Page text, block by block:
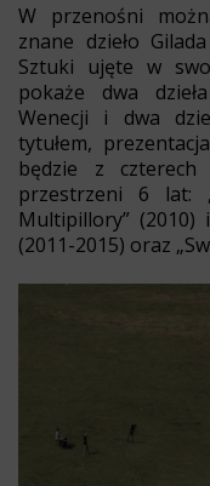
W przenośni
znane dzieło
Sztuki ujęte w
pokaże dwa
Wenecji i dwa
tytułem,
będzie z czterech
przestrzeni 6 lat:
Multipillory” (2010)
(2011-2015) oraz